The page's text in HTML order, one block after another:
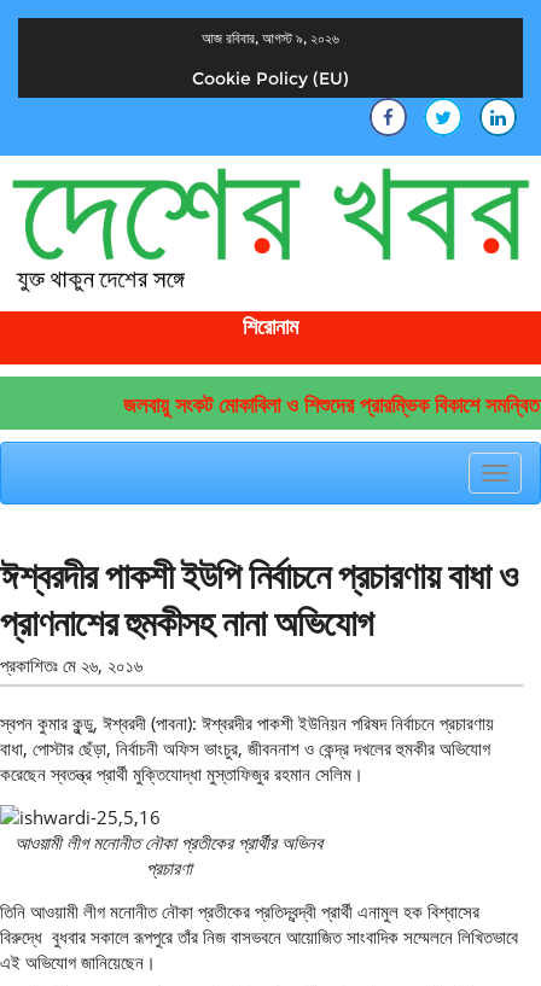
আজ রবিবার, আগস্ট ৯, ২০২৬
Cookie Policy (EU)
শিরোনাম
জলবায়ু সংকট মোকাবিলা ও শিশুদের প্রারম্ভিক বিকাশে সমন্বিত
ঈশ্বরদীর পাকশী ইউপি নির্বাচনে প্রচারণায় বাধা ও
প্রাণনাশের হুমকীসহ নানা অভিযোগ
প্রকাশিতঃ মে ২৬, ২০১৬
স্বপন কুমার কুন্ডু, ঈশ্বরদী (পাবনা): ঈশ্বরদীর পাকশী ইউনিয়ন পরিষদ নির্বাচনে প্রচারণায়
বাধা, পোস্টার ছেঁড়া, নির্বাচনী অফিস ভাংচুর, জীবননাশ ও কেন্দ্র দখলের হুমকীর অভিযোগ
করেছেন স্বতন্ত্র প্রার্থী মুক্তিযোদ্ধা মুস্তাফিজুর রহমান সেলিম।
আওয়ামী লীগ মনোনীত নৌকা প্রতীকের প্রার্থীর অভিনব
প্রচারণা
তিনি আওয়ামী লীগ মনোনীত নৌকা প্রতীকের প্রতিদ্বন্দ্বী প্রার্থী এনামুল হক বিশ্বাসের
বিরুদ্ধে বুধবার সকালে রূপপুরে তাঁর নিজ বাসভবনে আয়োজিত সাংবাদিক সম্মেলনে লিখিতভাবে
এই অভিযোগ জানিয়েছেন।